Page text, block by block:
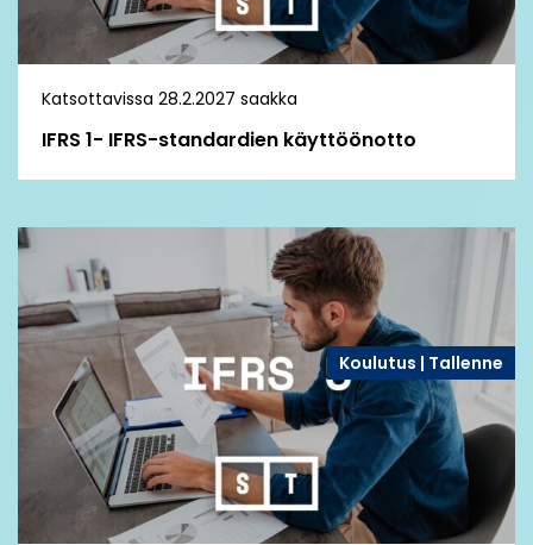
Katsottavissa 28.2.2027 saakka
IFRS 1- IFRS-standardien käyttöönotto
Koulutus | Tallenne